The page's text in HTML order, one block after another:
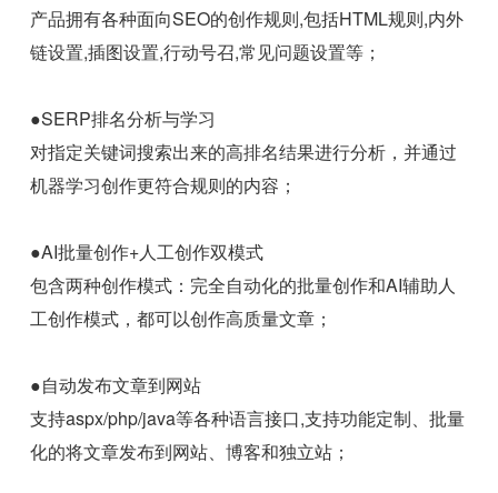
产品拥有各种面向SEO的创作规则,包括HTML规则,内外
链设置,插图设置,行动号召,常见问题设置等；
●SERP排名分析与学习
对指定关键词搜索出来的高排名结果进行分析，并通过
机器学习创作更符合规则的内容；
●AI批量创作+人工创作双模式
包含两种创作模式：完全自动化的批量创作和AI辅助人
工创作模式，都可以创作高质量文章；
●自动发布文章到网站
支持aspx/php/java等各种语言接口,支持功能定制、批量
化的将文章发布到网站、博客和独立站；